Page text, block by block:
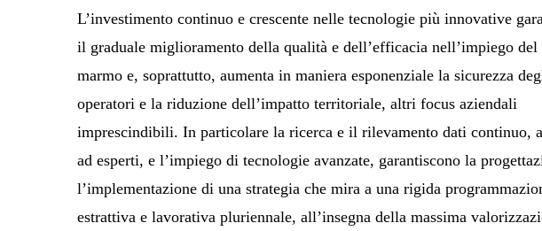
L’investimento continuo e crescente nelle tecnologie più innovative
il graduale miglioramento della qualità e dell’efficacia nell’impiego del
marmo e, soprattutto, aumenta in maniera esponenziale la sicurezza
operatori e la riduzione dell’impatto territoriale, altri focus aziendali
imprescindibili. In particolare la ricerca e il rilevamento dati continuo,
ad esperti, e l’impiego di tecnologie avanzate, garantiscono la
l’implementazione di una strategia che mira a una rigida
estrattiva e lavorativa pluriennale, all’insegna della massima